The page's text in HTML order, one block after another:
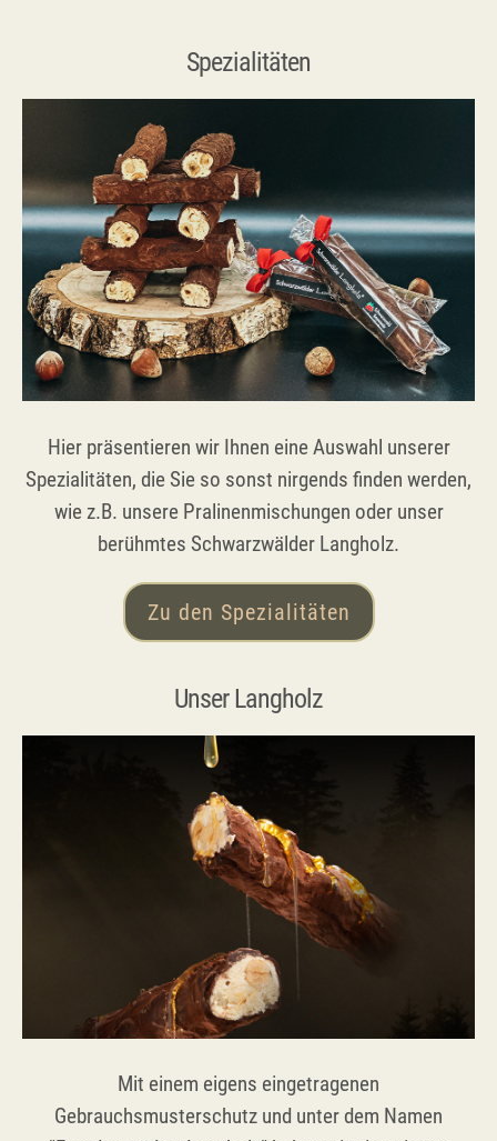
Spezialitäten
Hier präsentieren wir Ihnen eine Auswahl unserer
Spezialitäten, die Sie so sonst nirgends finden werden,
wie z.B. unsere Pralinenmischungen oder unser
berühmtes Schwarzwälder Langholz.
Zu den Spezialitäten
Unser Langholz
Mit einem eigens eingetragenen
Gebrauchsmusterschutz und unter dem Namen